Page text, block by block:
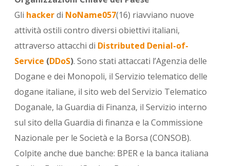
Gli hackerdi NoName057(16) riavviano nuove
attività ostili contro diversi obiettivi italiani,
attraverso attacchi di Distributed Denial-of-
Service (DDoS). Sono stati attaccati l’Agenzia delle
Dogane e dei Monopoli, il Servizio telematico delle
dogane italiane, il sito web del Servizio Telematico
Doganale, la Guardia di Finanza, il Servizio interno
sul sito della Guardia di finanza e la Commissione
Nazionale per le Società e la Borsa (CONSOB).
Colpite anche due banche: BPER e la banca italiana